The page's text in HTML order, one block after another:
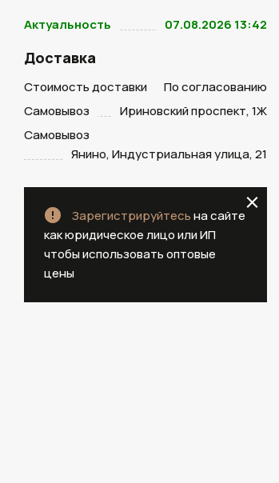
Актуальность 07.08.2026 13:42
Доставка
Стоимость доставки
По согласованию
Самовывоз
Ириновский проспект, 1Ж
Самовывоз
Янино, Индустриальная улица, 21
Зарегистрируйтесьна сайте
как юридическое лицо или ИП
чтобы использовать оптовые
цены